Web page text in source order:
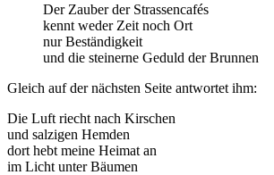
Der Zauber der Strassencafés
kennt weder Zeit noch Ort
nur Beständigkeit
und die steinerne Geduld der Brunnen
Gleich auf der nächsten Seite antwortet ihm:
Die Luft riecht nach Kirschen
und salzigen Hemden
dort hebt meine Heimat an
im Licht unter Bäumen